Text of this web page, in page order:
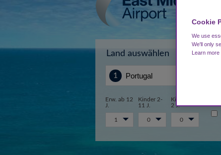
Land auswählen
Erw. ab 12
J.
Kinder 2-
11 J.
Kinder 0-
2 J.
1 0 0
Cookie
We use
We'll only
Learn more